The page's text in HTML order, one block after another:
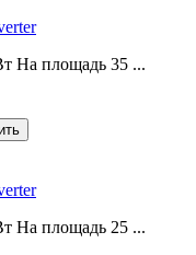
На площадь 35 ...
На площадь 25 ...